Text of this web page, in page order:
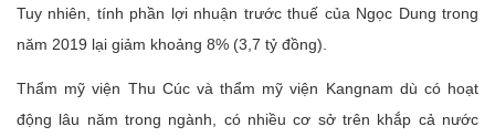
Tuy nhiên, tính phần lợi nhuận trước thuế của Ngọc Dung trong
năm 2019 lại giảm khoảng 8% (3,7 tỷ đồng).
Thẩm mỹ viện Thu Cúc và thẩm mỹ viện Kangnam dù có hoạt
động lâu năm trong ngành, có nhiều cơ sở trên khắp cả nước